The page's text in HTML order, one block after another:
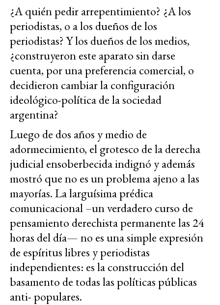
¿A quién pedir arrepentimiento? ¿A los
periodistas, o a los dueños de los
periodistas? Y los dueños de los medios,
¿construyeron este aparato sin darse
cuenta, por una preferencia comercial, o
decidieron cambiar la configuración
ideológico-política de la sociedad
argentina?
Luego de dos años y medio de
adormecimiento, el grotesco de la derecha
judicial ensoberbecida indignó y además
mostró que no es un problema ajeno a las
mayorías. La larguísima prédica
comunicacional –un verdadero curso de
pensamiento derechista permanente las 24
horas del día— no es una simple expresión
de espíritus libres y periodistas
independientes: es la construcción del
basamento de todas las políticas públicas
anti- populares.